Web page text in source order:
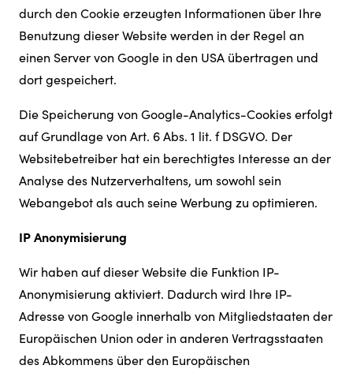
durch den Cookie erzeugten Informationen über Ihre
Benutzung dieser Website werden in der Regel an
einen Server von Google in den USA übertragen und
dort gespeichert.
Die Speicherung von Google-Analytics-Cookies erfolgt
auf Grundlage von Art. 6 Abs. 1 lit. f DSGVO. Der
Websitebetreiber hat ein berechtigtes Interesse an der
Analyse des Nutzerverhaltens, um sowohl sein
Webangebot als auch seine Werbung zu optimieren.
IP Anonymisierung
Wir haben auf dieser Website die Funktion IP-
Anonymisierung aktiviert. Dadurch wird Ihre IP-
Adresse von Google innerhalb von Mitgliedstaaten der
Europäischen Union oder in anderen Vertragsstaaten
des Abkommens über den Europäischen